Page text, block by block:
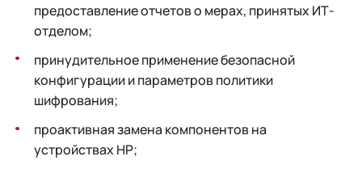
предоставление отчетов о мерах, принятых ИТ-
отделом;
принудительное применение безопасной
конфигурации и параметров политики
шифрования;
проактивная замена компонентов на
устройствах НР;